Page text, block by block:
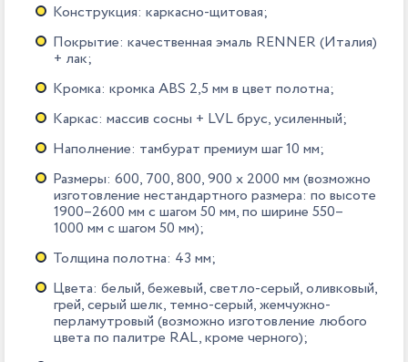
Конструкция: каркасно-щитовая;
Покрытие: качественная эмаль RENNER (Италия)
+ лак;
Кромка: кромка ABS 2,5 мм в цвет полотна;
Каркас: массив сосны + LVL брус, усиленный;
Наполнение: тамбурат премиум шаг 10 мм;
Размеры: 600, 700, 800, 900 х 2000 мм (возможно
изготовление нестандартного размера: по высоте
1900–2600 мм с шагом 50 мм, по ширине 550–
1000 мм с шагом 50 мм);
Толщина полотна: 43 мм;
Цвета: белый, бежевый, светло-серый, оливковый,
грей, серый шелк, темно-серый, жемчужно-
перламутровый (возможно изготовление любого
цвета по палитре RAL, кроме черного);